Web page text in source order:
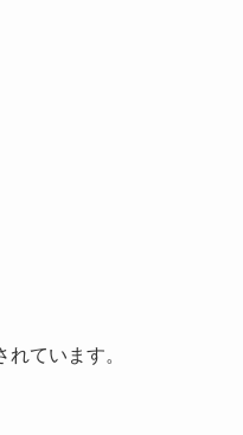
ています。